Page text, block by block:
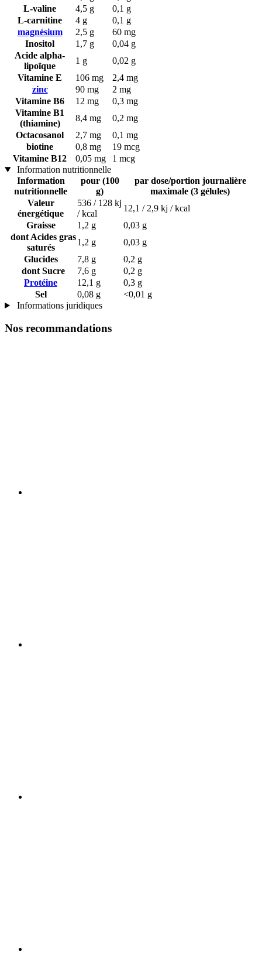
L-valine
4,5 g
0,1 g
L-carnitine
4 g
0,1 g
magnésium
2,5 g
60 mg
Inositol
1,7 g
0,04 g
Acide alpha-
lipoïque
1 g
0,02 g
Vitamine E
106 mg
2,4 mg
zinc
90 mg
2 mg
Vitamine B6
12 mg
0,3 mg
Vitamine B1
(thiamine)
8,4 mg
0,2 mg
Octacosanol
2,7 mg
0,1 mg
biotine
0,8 mg
19 mcg
Vitamine B12
0,05 mg
1 mcg
Information nutritionnelle
Information
nutritionnelle
pour (100
g)
par dose/portion journalière
maximale (3 gélules)
Valeur
énergétique
536 / 128 kj
/ kcal
12,1 / 2,9 kj / kcal
Graisse
1,2 g
0,03 g
dont Acides gras
saturés
1,2 g
0,03 g
Glucides
7,8 g
0,2 g
dont Sucre
7,6 g
0,2 g
Protéine
12,1 g
0,3 g
Sel
0,08 g
<0,01 g
Informations juridiques
Nos recommandations